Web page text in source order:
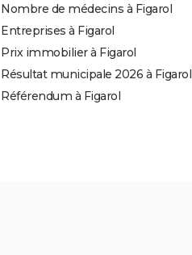
Nombre de médecins à Figarol
Entreprises à Figarol
Prix immobilier à Figarol
Résultat municipale 2026 à Figarol
Référendum à Figarol